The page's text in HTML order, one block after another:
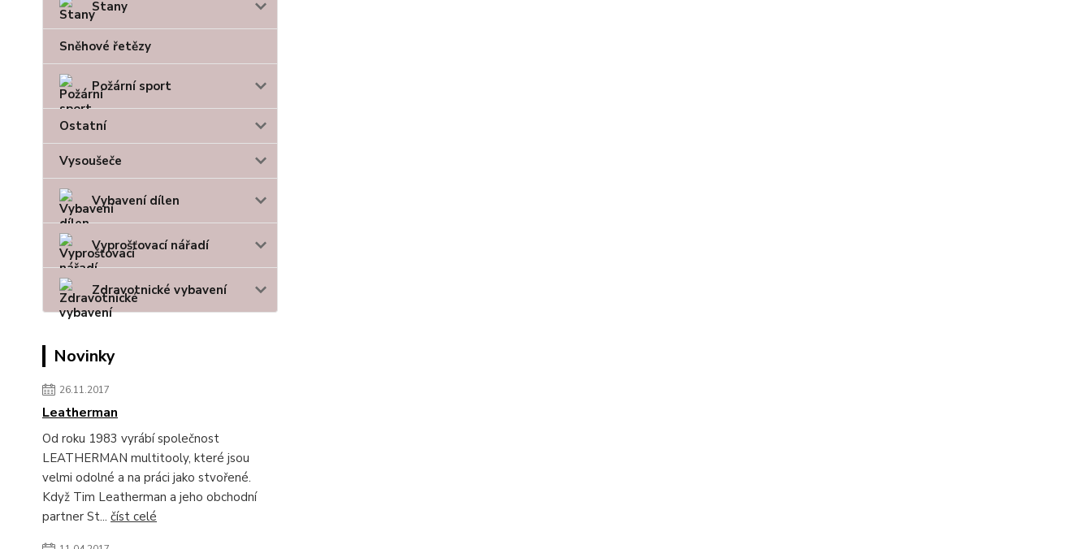
Stany
Sněhové řetězy
Požární sport
Ostatní
Vysoušeče
Vybavení dílen
Vyprošťovací nářadí
Zdravotnické vybavení
Novinky
26.11.2017
Leatherman
Od roku 1983 vyrábí společnost
LEATHERMAN multitooly, které jsou
velmi odolné a na práci jako stvořené.
Když Tim Leatherman a jeho obchodní
partner St... číst celé